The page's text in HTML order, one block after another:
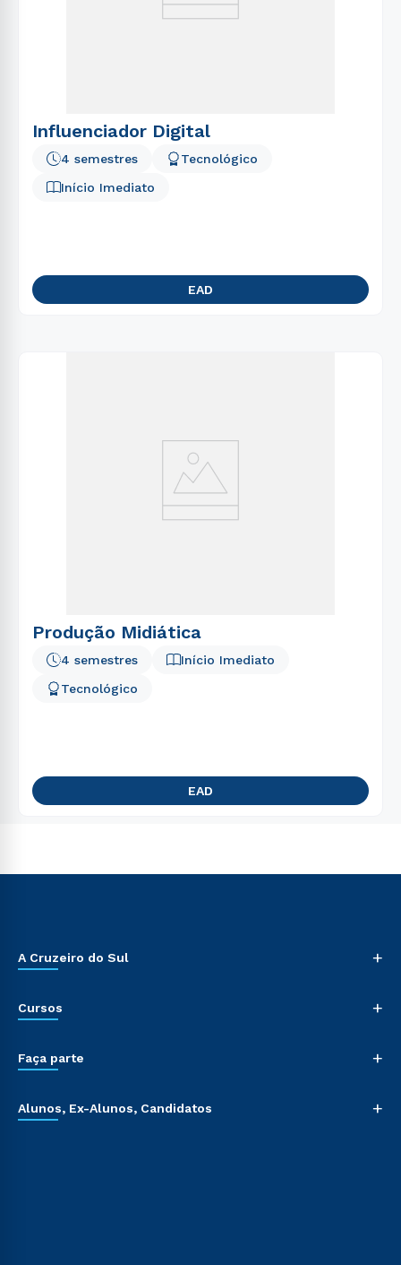
Influenciador Digital
4 semestres
Tecnológico
Início Imediato
EAD
Produção Midiática
Início Imediato
4 semestres
Tecnológico
EAD
A Cruzeiro do Sul +
Cursos +
Faça parte +
Alunos, Ex-Alunos, Candidatos +